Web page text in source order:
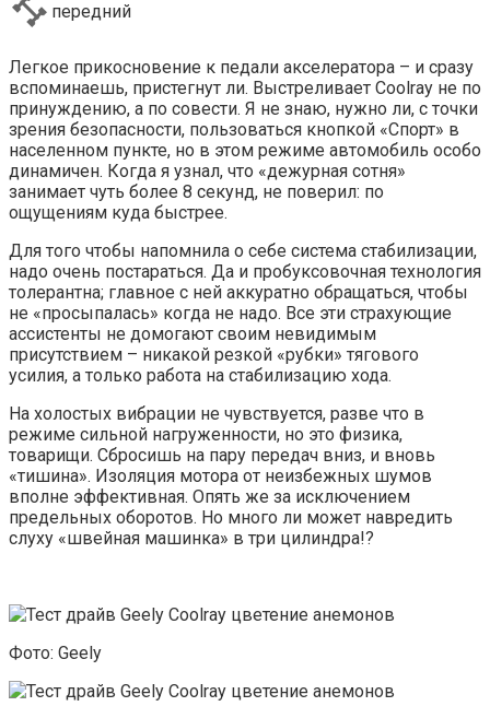
передний
Легкое прикосновение к педали акселератора – и сразу
вспоминаешь, пристегнут ли. Выстреливает Coolray не по
принуждению, а по совести. Я не знаю, нужно ли, с точки
зрения безопасности, пользоваться кнопкой «Спорт» в
населенном пункте, но в этом режиме автомобиль особо
динамичен. Когда я узнал, что «дежурная сотня»
занимает чуть более 8 секунд, не поверил: по
ощущениям куда быстрее.
Для того чтобы напомнила о себе система стабилизации,
надо очень постараться. Да и пробуксовочная технология
толерантна; главное с ней аккуратно обращаться, чтобы
не «просыпалась» когда не надо. Все эти страхующие
ассистенты не домогают своим невидимым
присутствием – никакой резкой «рубки» тягового
усилия, а только работа на стабилизацию хода.
На холостых вибрации не чувствуется, разве что в
режиме сильной нагруженности, но это физика,
товарищи. Сбросишь на пару передач вниз, и вновь
«тишина». Изоляция мотора от неизбежных шумов
вполне эффективная. Опять же за исключением
предельных оборотов. Но много ли может навредить
слуху «швейная машинка» в три цилиндра!?
Фото: Geely